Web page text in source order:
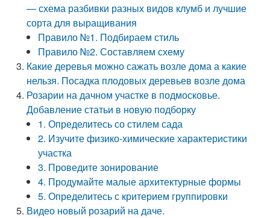
— схема разбивки разных видов клумб и лучшие
сорта для выращивания
Правило №1. Подбираем стиль
Правило №2. Составляем схему
Какие деревья можно сажать возле дома а какие
нельзя. Посадка плодовых деревьев возле дома
Розарии на дачном участке в подмосковье.
Добавление статьи в новую подборку
1. Определитесь со стилем сада
2. Изучите физико-химические характеристики
участка
3. Проведите зонирование
4. Продумайте малые архитектурные формы
5. Определитесь с критерием группировки
Видео новый розарий на даче.